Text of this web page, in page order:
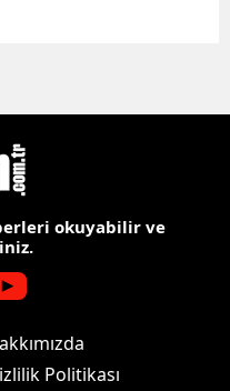
okuyabilir ve
Politikası